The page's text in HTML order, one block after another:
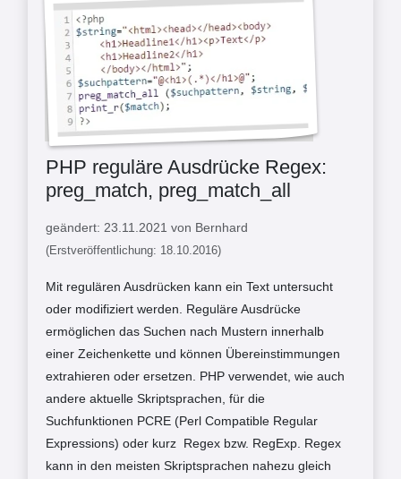
PHP reguläre Ausdrücke Regex:
preg_match, preg_match_all
geändert: 23.11.2021 von Bernhard
(Erstveröffentlichung: 18.10.2016)
Mit regulären Ausdrücken kann ein Text untersucht
oder modifiziert werden. Reguläre Ausdrücke
ermöglichen das Suchen nach Mustern innerhalb
einer Zeichenkette und können Übereinstimmungen
extrahieren oder ersetzen. PHP verwendet, wie auch
andere aktuelle Skriptsprachen, für die
Suchfunktionen PCRE (Perl Compatible Regular
Expressions) oder kurz Regex bzw. RegExp. Regex
kann in den meisten Skriptsprachen nahezu gleich